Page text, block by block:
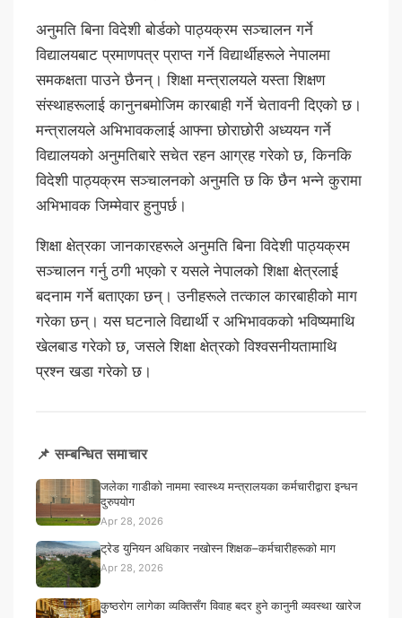
अनुमति बिना विदेशी बोर्डको पाठ्यक्रम सञ्चालन गर्ने
विद्यालयबाट प्रमाणपत्र प्राप्त गर्ने विद्यार्थीहरूले नेपालमा
समकक्षता पाउने छैनन्। शिक्षा मन्त्रालयले यस्ता शिक्षण
संस्थाहरूलाई कानुनबमोजिम कारबाही गर्ने चेतावनी दिएको छ।
मन्त्रालयले अभिभावकलाई आफ्ना छोराछोरी अध्ययन गर्ने
विद्यालयको अनुमतिबारे सचेत रहन आग्रह गरेको छ, किनकि
विदेशी पाठ्यक्रम सञ्चालनको अनुमति छ कि छैन भन्ने कुरामा
अभिभावक जिम्मेवार हुनुपर्छ।
शिक्षा क्षेत्रका जानकारहरूले अनुमति बिना विदेशी पाठ्यक्रम
सञ्चालन गर्नु ठगी भएको र यसले नेपालको शिक्षा क्षेत्रलाई
बदनाम गर्ने बताएका छन्। उनीहरूले तत्काल कारबाहीको माग
गरेका छन्। यस घटनाले विद्यार्थी र अभिभावकको भविष्यमाथि
खेलबाड गरेको छ, जसले शिक्षा क्षेत्रको विश्वसनीयतामाथि
प्रश्न खडा गरेको छ।
📌 सम्बन्धित समाचार
जलेका गाडीको नाममा स्वास्थ्य मन्त्रालयका कर्मचारीद्वारा इन्धन
दुरुपयोग
Apr 28, 2026
ट्रेड युनियन अधिकार नखोस्न शिक्षक–कर्मचारीहरूको माग
Apr 28, 2026
कुष्ठरोग लागेका व्यक्तिसँग विवाह बदर हुने कानुनी व्यवस्था खारेज